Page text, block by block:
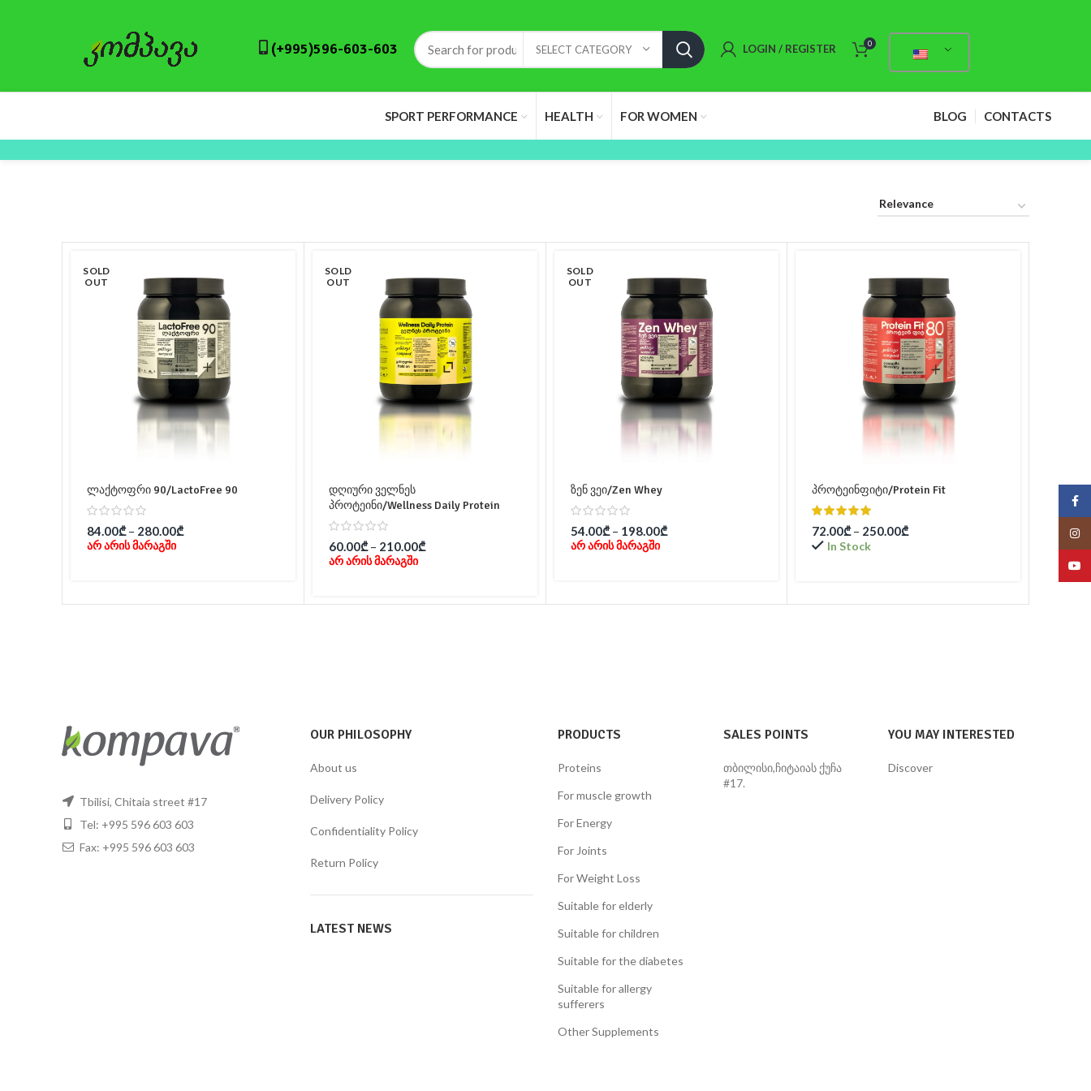
(+995)596-603-603 SELECT CATEGORY LOGIN / REGISTER 0
SPORT PERFORMANCE HEALTH FOR WOMEN BLOG CONTACTS
SOLD
OUT
ლაქტოფრი 90/LactoFree 90
84.00₾– 280.00₾
არ არის მარაგში
SOLD
OUT
დღიური ველნეს
პროტეინი/Wellness Daily Protein
60.00₾– 210.00₾
არ არის მარაგში
SOLD
OUT
ზენ ვეი/Zen Whey
54.00₾– 198.00₾
არ არის მარაგში
პროტეინფიტი/Protein Fit
72.00₾– 250.00₾
In Stock
Tbilisi, Chitaia street #17
Tel: +995 596 603 603
Fax: +995 596 603 603
OUR PHILOSOPHY
About us
Delivery Policy
Confidentiality Policy
Return Policy
LATEST NEWS
PRODUCTS
Proteins
For muscle growth
For Energy
For Joints
For Weight Loss
Suitable for elderly
Suitable for children
Suitable for the diabetes
Suitable for allergy
sufferers
Other Supplements
SALES POINTS
თბილისი,ჩიტაიას ქუჩა
#17.
YOU MAY INTERESTED
Discover